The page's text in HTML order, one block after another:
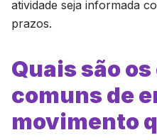
atividade seja informada
prazos.
Quais são
comuns de
movimento